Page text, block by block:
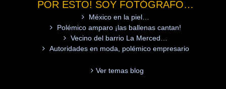
POR ESTO! SOY FOTÓGRAFO…
México en la piel…
Polémico amparo ¡las ballenas cantan!
Vecino del barrio La Merced…
Autoridades en moda, polémico empresario
Ver temas blog